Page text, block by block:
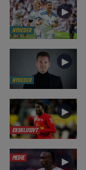
NYHEDER
►
NYHEDER
►
EKSKLUSIVT
►
MEDIE ►